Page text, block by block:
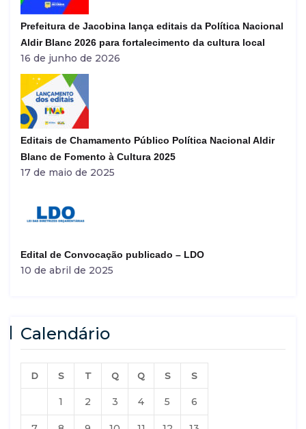
Prefeitura de Jacobina lança editais da Política Nacional
Aldir Blanc 2026 para fortalecimento da cultura local
16 de junho de 2026
Editais de Chamamento Público Política Nacional Aldir
Blanc de Fomento à Cultura 2025
17 de maio de 2025
Edital de Convocação publicado – LDO
10 de abril de 2025
Calendário
D S T Q Q S S
1 2 3 4 5 6